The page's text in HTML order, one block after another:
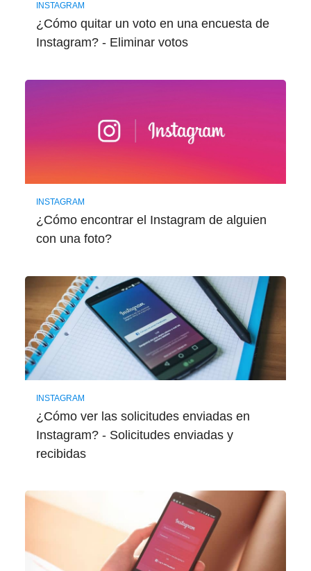
INSTAGRAM
¿Cómo quitar un voto en una encuesta de
Instagram? - Eliminar votos
INSTAGRAM
¿Cómo encontrar el Instagram de alguien
con una foto?
INSTAGRAM
¿Cómo ver las solicitudes enviadas en
Instagram? - Solicitudes enviadas y
recibidas